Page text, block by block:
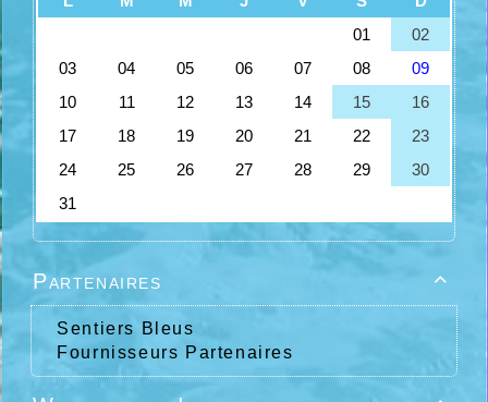

Partenaires
Sentiers Bleus
Fournisseurs Partenaires